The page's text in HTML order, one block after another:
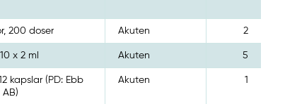
200 doser Akuten 2
x 2 ml Akuten 5
kapslar (PD: Ebb
Akuten 1